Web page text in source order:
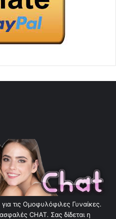
τις Ομοφυλόφιλες Γυναίκες.
CHAT. Σας δίδεται η